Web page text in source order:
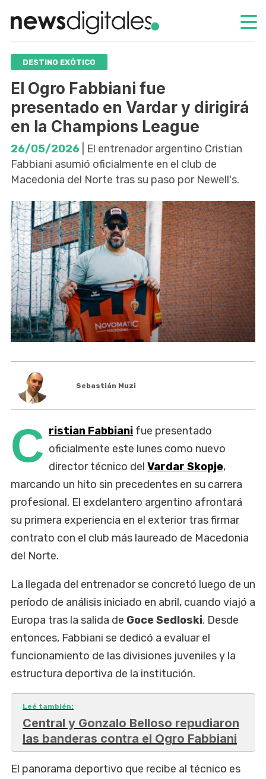
DESTINO EXÓTICO
El Ogro Fabbiani fue
presentado en Vardar y dirigirá
en la Champions League
26/05/2026 | El entrenador argentino Cristian
Fabbiani asumió oficialmente en el club de
Macedonia del Norte tras su paso por Newell's.
Sebastián Muzi
C ristian Fabbiani fue presentado
oficialmente este lunes como nuevo
director técnico del Vardar Skopje,
marcando un hito sin precedentes en su carrera
profesional. El exdelantero argentino afrontará
su primera experiencia en el exterior tras firmar
contrato con el club más laureado de Macedonia
del Norte.
La llegada del entrenador se concretó luego de un
período de análisis iniciado en abril, cuando viajó a
Europa tras la salida de Goce Sedloski. Desde
entonces, Fabbiani se dedicó a evaluar el
funcionamiento de las divisiones juveniles y la
estructura deportiva de la institución.
Leé también:
Central y Gonzalo Belloso repudiaron
las banderas contra el Ogro Fabbiani
El panorama deportivo que recibe al técnico es